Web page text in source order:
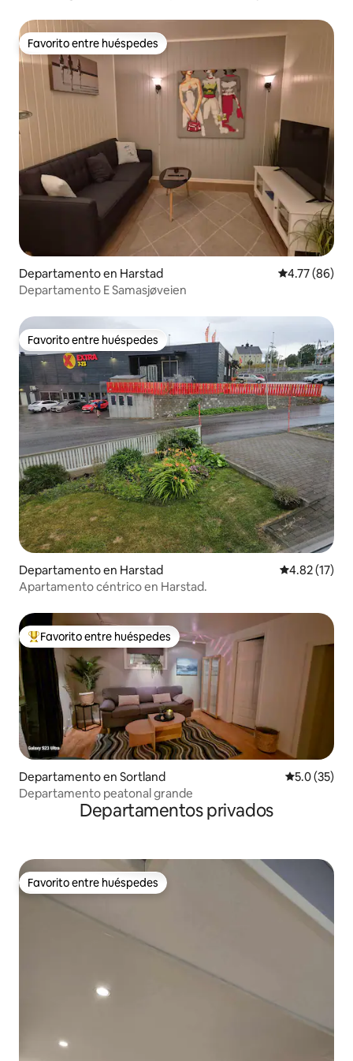
Favorito entre huéspedes
Favorito entre huéspedes
Departamento en Harstad Calificación
4.77 (86)
Departamento E Samasjøveien
Favorito entre huéspedes
Favorito entre huéspedes
Departamento en Harstad Calificación
4.82 (17)
Apartamento céntrico en Harstad.
De los mejores en Favorito entre huéspedes
Favorito entre huéspedes
Departamento en Sortland Calificación
5.0 (35)
Departamento peatonal grande
Departamentos privados
Favorito entre huéspedes
Favorito entre huéspedes